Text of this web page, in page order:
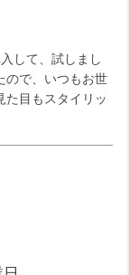
して、試しまし
ので、いつもお世
た目もスタイリッ